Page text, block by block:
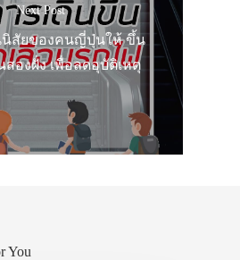
Next Post
นิสัยของคนญี่ปุ่นให้ ขึ้น
สองฝั่ง เพื่อลดอุบัติเหตุ
You